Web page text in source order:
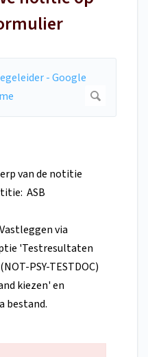
van de notitie
ASB
via
'Testresultaten
PSY-TESTDOC)
kiezen' en
bestand.